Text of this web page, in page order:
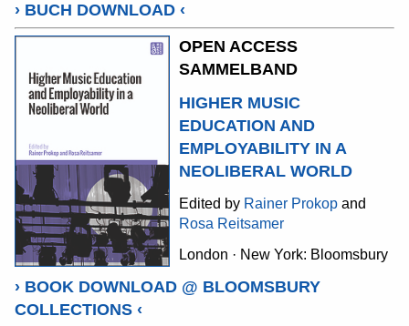
› BUCH DOWNLOAD ‹
OPEN ACCESS
SAMMELBAND
HIGHER MUSIC
EDUCATION AND
EMPLOYABILITY IN A
NEOLIBERAL WORLD
Edited by Rainer Prokop and
Rosa Reitsamer
London · New York: Bloomsbury
› BOOK DOWNLOAD @ BLOOMSBURY
COLLECTIONS ‹